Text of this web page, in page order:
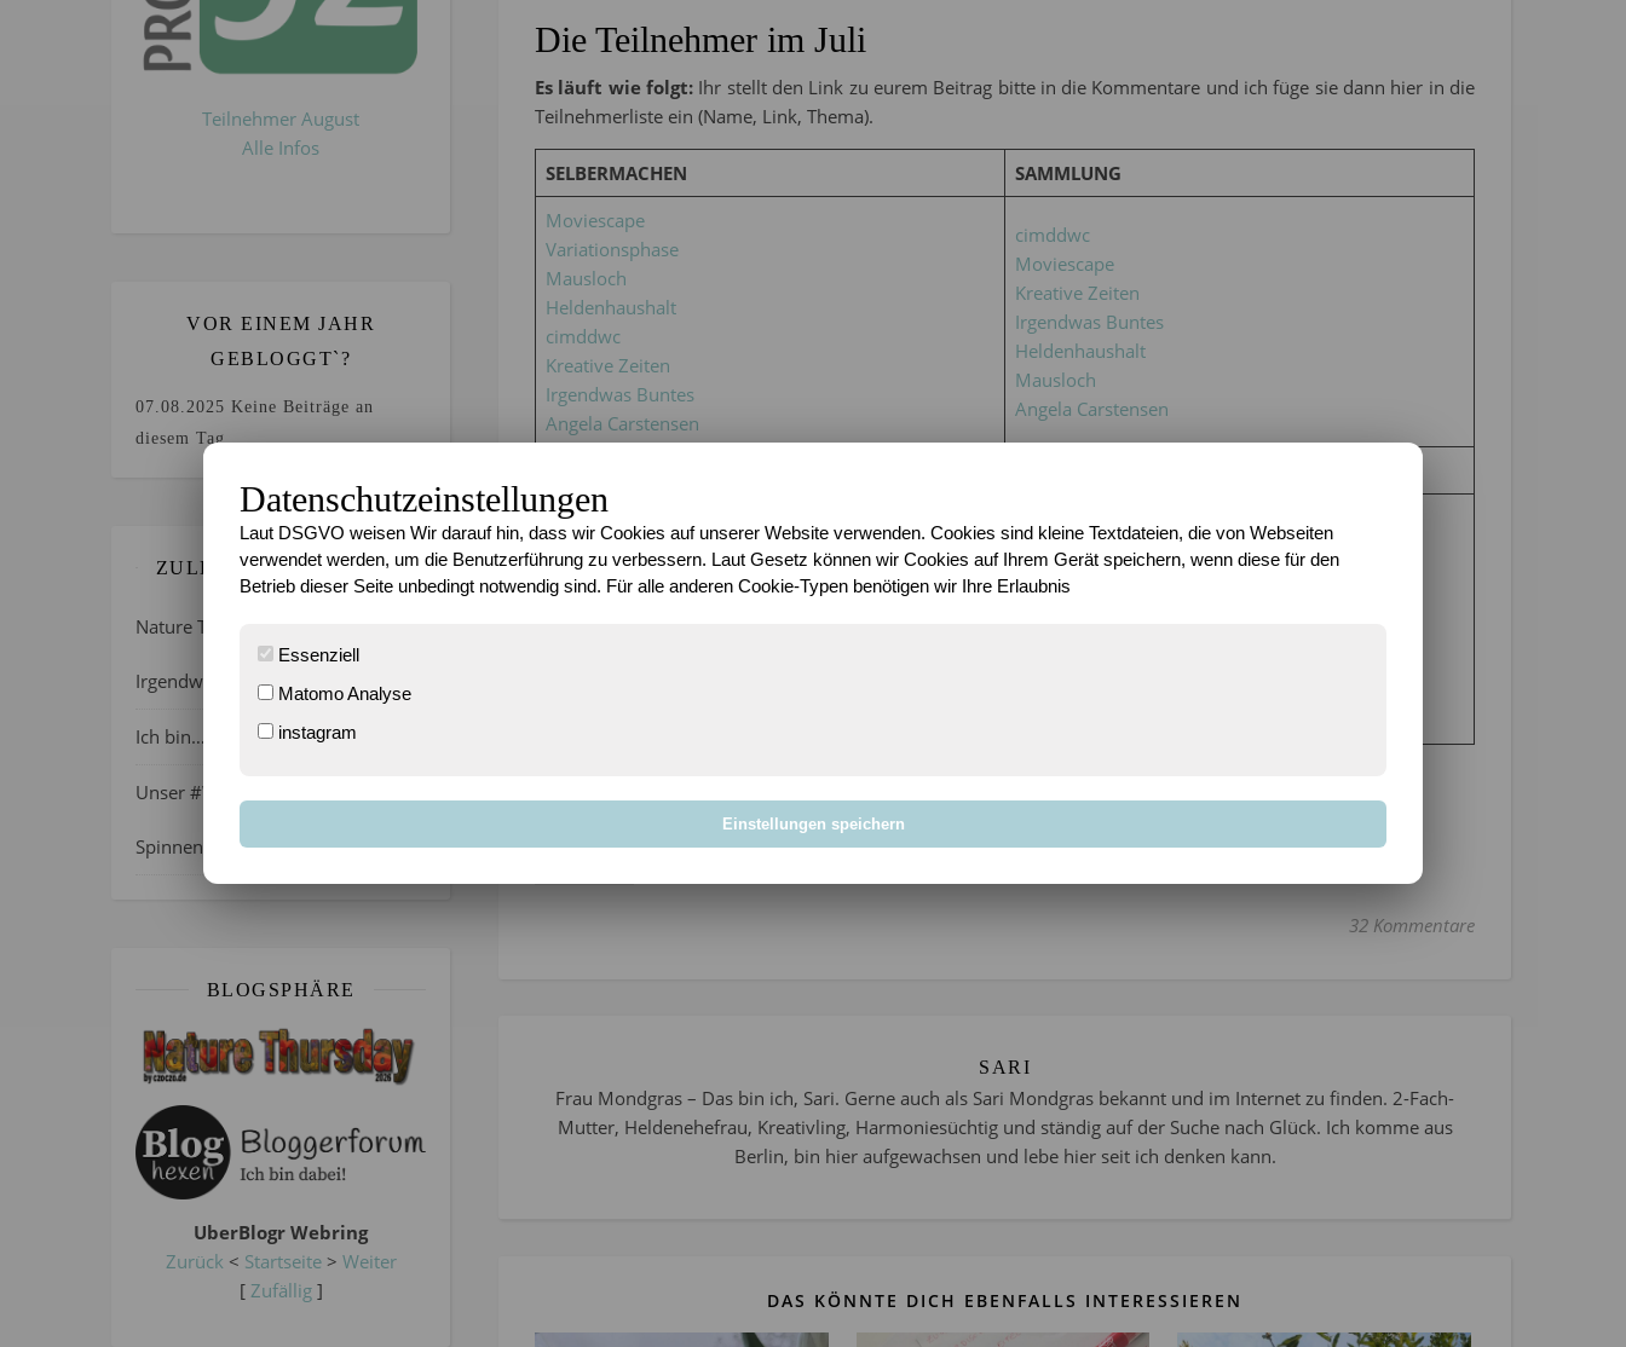
Teilnehmer August
Alle Infos
VOR EINEM JAHR
GEBLOGGT`?
07.08.2025 Keine Beiträge an
diesem Tag.
ZULETZT GEBLOGGT…
Nature Thursday 21/2026 –
Irgendwie wie April, oder?
Ich bin…
Unser #WIB am 01./02.08.2026 –
Spinnenalarm!
BLOGSPHÄRE
UberBlogr Webring
Zurück < Startseite> Weiter
[ Zufällig]
Die Teilnehmer im Juli
Es läuft wie folgt: Ihr stellt den Link zu eurem Beitrag bitte in die Kommentare und ich füge sie dann hier in die
Teilnehmerliste ein (Name, Link, Thema).
SELBERMACHEN
SAMMLUNG
Moviescape
Variationsphase
Mausloch
Heldenhaushalt
cimddwc
Kreative Zeiten
Irgendwas Buntes
Angela Carstensen
cimddwc
Moviescape
Kreative Zeiten
Irgendwas Buntes
Heldenhaushalt
Mausloch
Angela Carstensen
cimddwc
Heldenhaushalt
Moviescape
Heldenhaushalt
cimddwc
Alle Infos zum Projekt 52 findet Ihrhier. Alle Teilnehmer, die sich angemeldet haben,hier.
32 Kommentare
SARI
Frau Mondgras – Das bin ich, Sari. Gerne auch als Sari Mondgras bekannt und im Internet zu finden. 2-Fach-
Mutter, Heldenehefrau, Kreativling, Harmoniesüchtig und ständig auf der Suche nach Glück. Ich komme aus
Berlin, bin hier aufgewachsen und lebe hier seit ich denken kann.
DAS KÖNNTE DICH EBENFALLS INTERESSIEREN
Datenschutzeinstellungen
Laut DSGVO weisen Wir darauf hin, dass wir Cookies auf unserer Website verwenden. Cookies sind kleine Textdateien, die von Webseiten
verwendet werden, um die Benutzerführung zu verbessern. Laut Gesetz können wir Cookies auf Ihrem Gerät speichern, wenn diese für den
Betrieb dieser Seite unbedingt notwendig sind. Für alle anderen Cookie-Typen benötigen wir Ihre Erlaubnis
Essenziell
Matomo Analyse
instagram
Einstellungen speichern